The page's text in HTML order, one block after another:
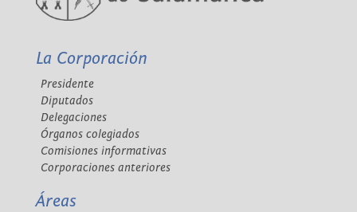
La Corporación
Presidente
Diputados
Delegaciones
Órganos colegiados
Comisiones informativas
Corporaciones anteriores
Áreas